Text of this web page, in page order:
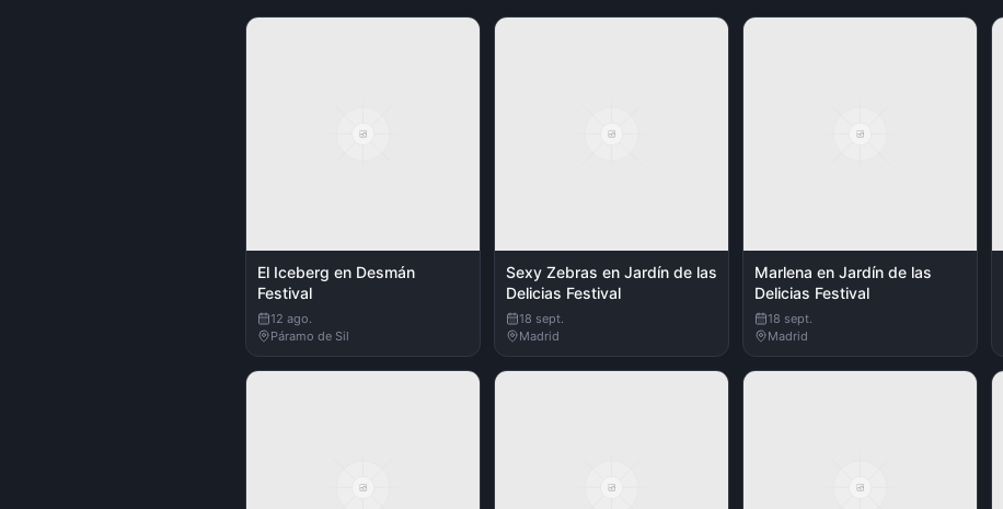
El Iceberg en Desmán
Festival
12 ago.
Páramo de Sil
Sexy Zebras en Jardín de las
Delicias Festival
18 sept.
Madrid
Marlena en Jardín de las
Delicias Festival
18 sept.
Madrid